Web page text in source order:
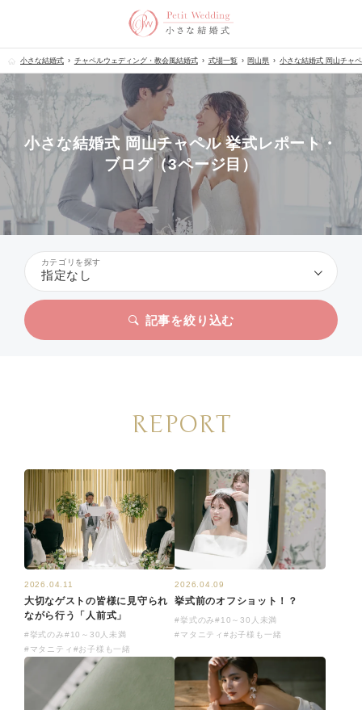
小さな結婚式 チャペルウェディング・教会風結婚式 式場一覧 岡山県 小さな結婚式 岡山チャ
小さな結婚式 岡山チャペル 挙式レポート・
ブログ（3ページ目）
カテゴリを探す
指定なし
記事を絞り込む
REPORT
2026.04.11
大切なゲストの皆様に見守られ
ながら行う「人前式」
#挙式のみ#10～30人未満
#マタニティ #お子様も一緒
2026.04.09
挙式前のオフショット！？
#挙式のみ#10～30人未満
#マタニティ #お子様も一緒